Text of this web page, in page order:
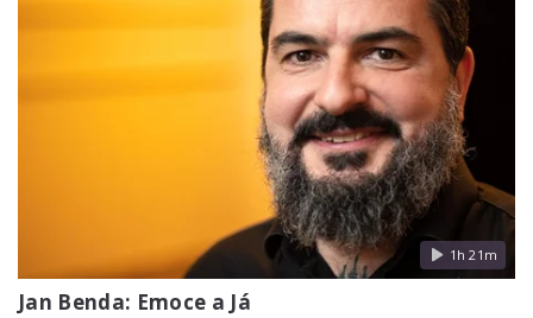
1h 21m
Jan Benda: Emoce a Já